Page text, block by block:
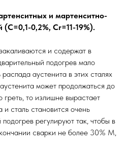
и мартенситно-
0,2%, Cr=11-19%).
и содержат в
подогрев мало
аустенита в этих сталях
может продолжаться до
то излишне вырастает
сталь становится очень
регулируют так, чтобы в
сварки не более 30% М,